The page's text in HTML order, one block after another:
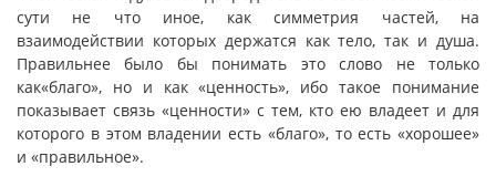
сути не что иное, как симметрия частей, на
взаимодействии которых держатся как тело, так и душа.
Правильнее было бы понимать это слово не только
как«благо», но и как «ценность», ибо такое понимание
показывает связь «ценности» с тем, кто ею владеет и для
которого в этом владении есть «благо», то есть «хорошее»
и «правильное».